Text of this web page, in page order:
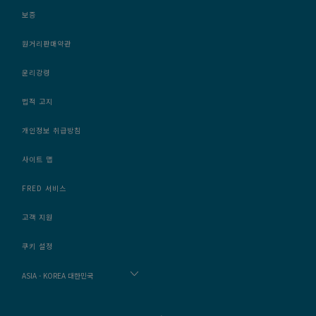
보증
원거리판매약관
윤리강령
법적 고지
개인정보 취급방침
사이트 맵
FRED 서비스
고객 지원
쿠키 설정
ASIA - KOREA 대한민국